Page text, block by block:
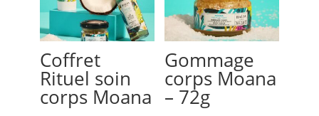
Coffret
Rituel soin
corps Moana
Gommage
corps Moana
– 72g